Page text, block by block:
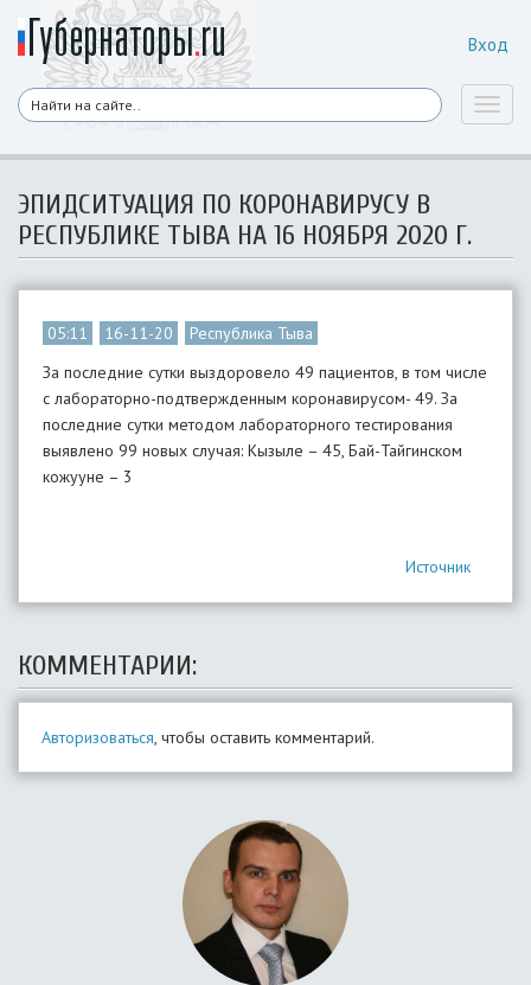
Вход
ЭПИДСИТУАЦИЯ ПО КОРОНАВИРУСУ В
РЕСПУБЛИКЕ ТЫВА НА 16 НОЯБРЯ 2020 Г.
05:11 16-11-20
Республика Тыва
За последние сутки выздоровело 49 пациентов, в том числе
с лабораторно-подтвержденным коронавирусом- 49. За
последние сутки методом лабораторного тестирования
выявлено 99 новых случая: Кызыле – 45, Бай-Тайгинском
кожууне – 3
Источник
КОММЕНТАРИИ:
Авторизоваться, чтобы оставить комментарий.